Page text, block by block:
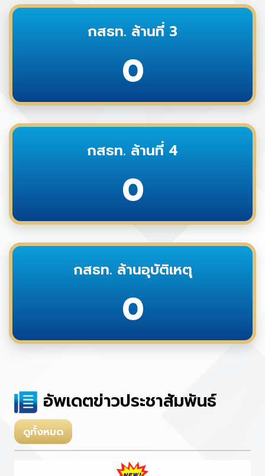
กสธท. ล้านที่ 3
0
กสธท. ล้านที่ 4
0
กสธท. ล้านอุบัติเหตุ
0
อัพเดตข่าวประชาสัมพันธ์
ดูทั้งหมด